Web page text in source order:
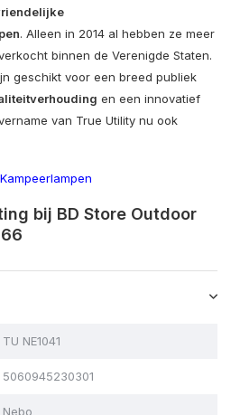
. Alleen in 2014 al hebben ze meer
binnen de Verenigde Staten.
geschikt voor een breed publiek
en een innovatief
van True Utility nu ook
Kampeerlampen
bij BD Store Outdoor
TU NE1041
5060945230301
Nebo